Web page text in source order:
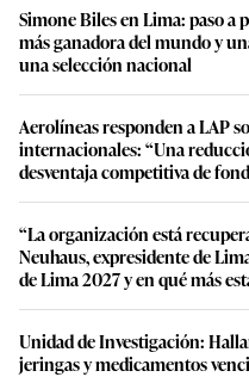
Simone Biles en Lima: paso a
más ganadora del mundo y
una selección nacional
Aerolíneas responden a LAP
internacionales: “Una
desventaja competitiva de
“La organización está
Neuhaus, expresidente de
de Lima 2027 y en qué más
Unidad de Investigación:
jeringas y medicamentos